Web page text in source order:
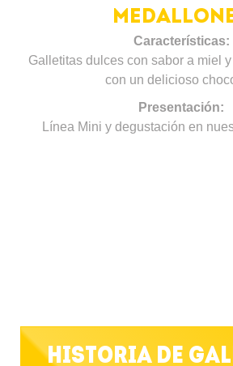
Características:
Galletitas dulces con sabor a miel
con un delicioso
Presentación:
Línea Mini y degustación en
Historia de